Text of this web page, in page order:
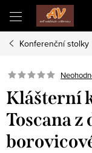
obsah
Konferenční stolky
Klášterní
Toscana z